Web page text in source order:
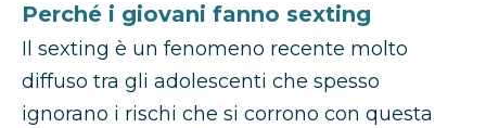
Perché i giovani fanno sexting
Il sexting è un fenomeno recente molto
diffuso tra gli adolescenti che spesso
ignorano i rischi che si corrono con questa